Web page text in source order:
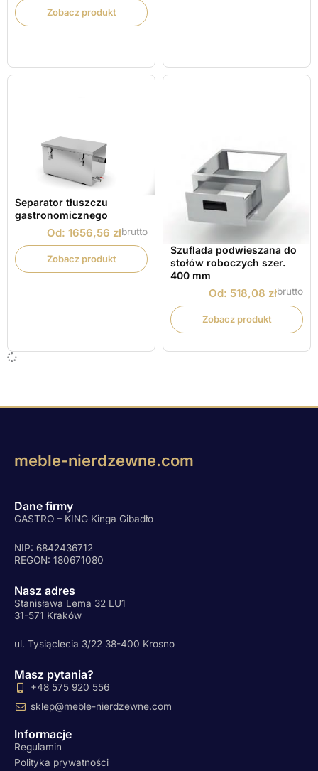
Zobacz produkt
Separator tłuszczu
gastronomicznego
Od: 1656,56 złbrutto
Zobacz produkt
Szuflada podwieszana do
stołów roboczych szer.
400 mm
Od: 518,08 złbrutto
Zobacz produkt
meble-nierdzewne.com
Dane firmy
GASTRO – KING Kinga Gibadło
NIP: 6842436712
REGON: 180671080
Nasz adres
Stanisława Lema 32 LU1
31-571 Kraków
ul. Tysiąclecia 3/22 38-400 Krosno
Masz pytania?
+48 575 920 556
sklep@meble-nierdzewne.com
Informacje
Regulamin
Polityka prywatności